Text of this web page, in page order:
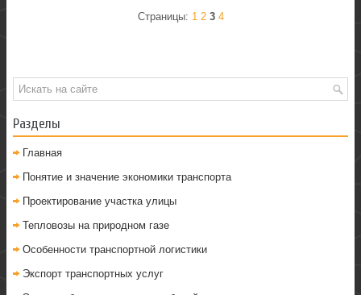
Страницы: 1 2 3 4
Разделы
Главная
Понятие и значение экономики транспорта
Проектирование участка улицы
Тепловозы на природном газе
Особенности транспортной логистики
Экспорт транспортных услуг